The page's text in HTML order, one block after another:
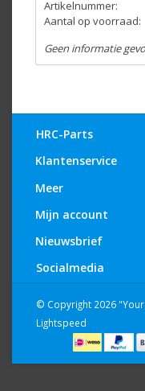
Artikelnummer:
Aantal op voorraad:
Geen informatie
HRC-Parts
Klantenservice
Meer
Mijn account
Nieuwsbrief
Socialmedia
© Copyright 2026
Lightspeed